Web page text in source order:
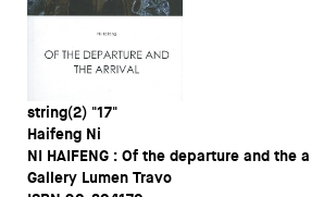
string(2) "17"
Haifeng Ni
NI HAIFENG : Of the departure and the
Gallery Lumen Travo